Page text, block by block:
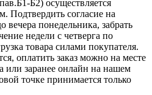
Б2) осуществляется
Подтвердить согласие на
понедельника, забрать
недели с четверга по
товара силами покупателя.
оплатить заказ можно на месте
или заранее онлайн на нашем
точке принимается только